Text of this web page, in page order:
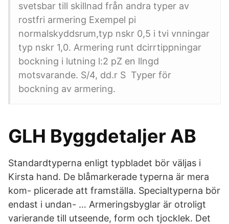
svetsbar till skillnad från andra typer av
rostfri armering Exempel pi
normalskyddsrum,typ nskr 0,5 i tvi vnningar
typ nskr 1,0. Armering runt dcirrtippningar
bockning i lutning l:2 pZ en llngd
motsvarande. S/4, dd.r S Typer för
bockning av armering.
GLH Byggdetaljer AB
Standardtyperna enligt typbladet bör väljas i
Kirsta hand. De blåmarkerade typerna är mera
kom- plicerade att framställa. Specialtyperna bör
endast i undan- … Armeringsbyglar är otroligt
varierande till utseende, form och tjocklek. Det